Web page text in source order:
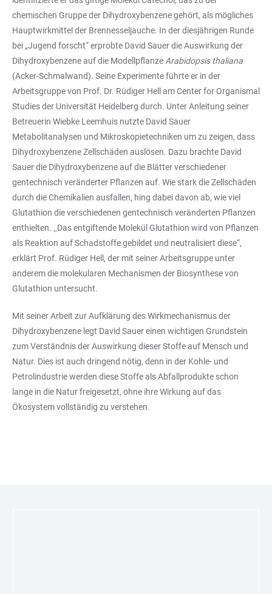
chemischen Gruppe der Dihydroxybenzene gehört, als mögliches
Hauptwirkmittel der Brennesseljauche. In der diesjährigen Runde
bei „Jugend forscht“ erprobte David Sauer die Auswirkung der
Dihydroxybenzene auf die Modellpflanze Arabidopsis thaliana
(Acker-Schmalwand). Seine Experimente führte er in der
Arbeitsgruppe von Prof. Dr. Rüdiger Hell am Center for Organismal
Studies der Universität Heidelberg durch. Unter Anleitung seiner
Betreuerin Wiebke Leemhuis nutzte David Sauer
Metabolitanalysen und Mikroskopietechniken um zu zeigen, dass
Dihydroxybenzene Zellschäden auslösen. Dazu brachte David
Sauer die Dihydroxybenzene auf die Blätter verschiedener
gentechnisch veränderter Pflanzen auf. Wie stark die Zellschäden
durch die Chemikalien ausfallen, hing dabei davon ab, wie viel
Glutathion die verschiedenen gentechnisch veränderten Pflanzen
enthielten. ,‚Das entgiftende Molekül Glutathion wird von Pflanzen
als Reaktion auf Schadstoffe gebildet und neutralisiert diese“,
erklärt Prof. Rüdiger Hell, der mit seiner Arbeitsgruppe unter
anderem die molekularen Mechanismen der Biosynthese von
Glutathion untersucht.
Mit seiner Arbeit zur Aufklärung des Wirkmechanismus der
Dihydroxybenzene legt David Sauer einen wichtigen Grundstein
zum Verständnis der Auswirkung dieser Stoffe auf Mensch und
Natur. Dies ist auch dringend nötig, denn in der Kohle- und
Petrolindustrie werden diese Stoffe als Abfallprodukte schon
lange in die Natur freigesetzt, ohne ihre Wirkung auf das
Ökosystem vollständig zu verstehen.